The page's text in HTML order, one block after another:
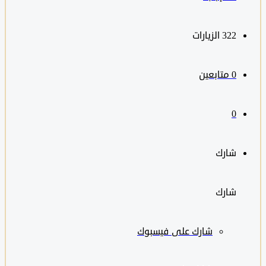
322 الزيارات
متابعين
شارك
شارك على فيسبوك